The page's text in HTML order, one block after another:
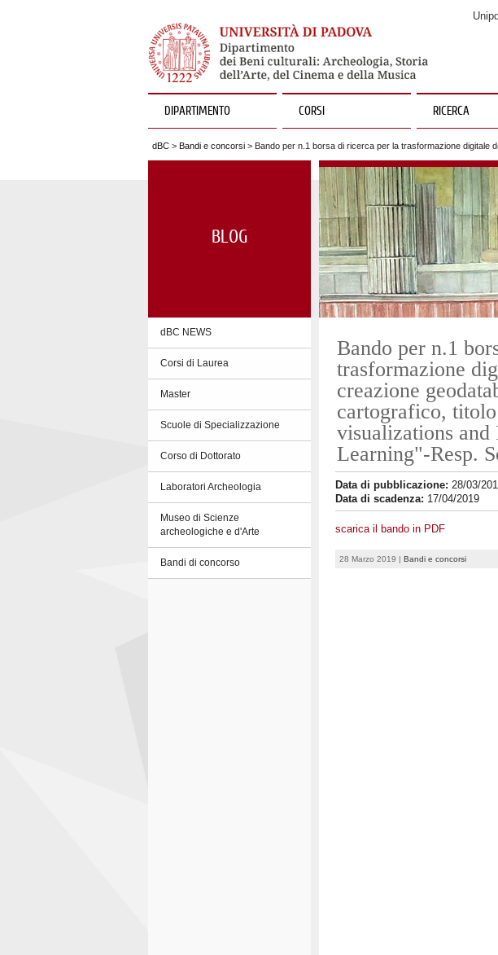
DIPARTIMENTO CORSI RICERCA
dBC > Bandi e concorsi > Bando per n.1 borsa di ricerca per la trasformazione digitale
BLOG
dBC NEWS
Corsi di Laurea
Master
Scuole di Specializzazione
Corso di Dottorato
Laboratori Archeologia
Museo di Scienze
archeologiche e d'Arte
Bandi di concorso
Bando per n.1
trasformazione
creazione
cartografico,
visualizations
Learning"-Resp.
Data di pubblicazione: 28/03/
Data di scadenza: 17/04/2019
scarica il bando in PDF
28 Marzo 2019 | Bandi e concorsi